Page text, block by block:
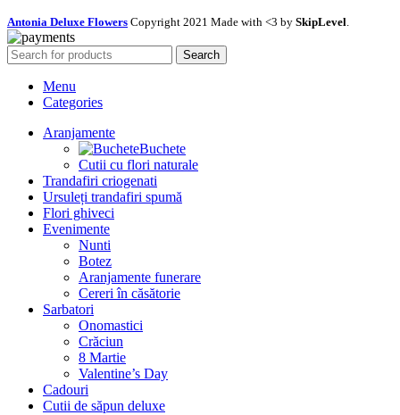
Antonia Deluxe Flowers Copyright 2021 Made with <3 by SkipLevel.
Search
Menu
Categories
Aranjamente
Buchete
Cutii cu flori naturale
Trandafiri criogenati
Ursuleți trandafiri spumă
Flori ghiveci
Evenimente
Nunti
Botez
Aranjamente funerare
Cereri în căsătorie
Sarbatori
Onomastici
Crăciun
8 Martie
Valentine’s Day
Cadouri
Cutii de săpun deluxe